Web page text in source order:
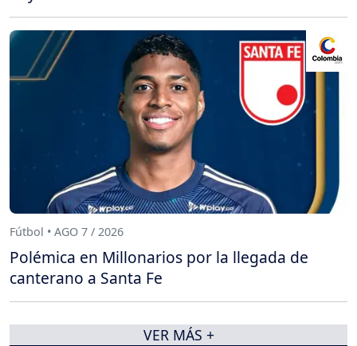
Fútbol • AGO 7 / 2026
Polémica en Millonarios por la llegada de
canterano a Santa Fe
VER MÁS +